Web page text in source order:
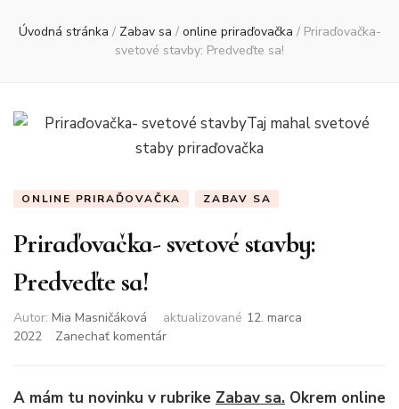
Úvodná stránka / Zabav sa / online priraďovačka / Priraďovačka-
svetové stavby: Predveďte sa!
ONLINE PRIRAĎOVAČKA ZABAV SA
Priraďovačka- svetové stavby:
Predveďte sa!
Autor: Mia Masničáková aktualizované 12. marca
2022
Zanechať komentárk
svetové
A mám tu novinku v rubrike Zabav sa. Okrem online